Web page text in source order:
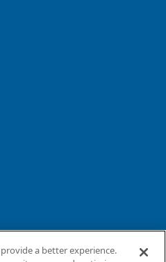
a better experience.